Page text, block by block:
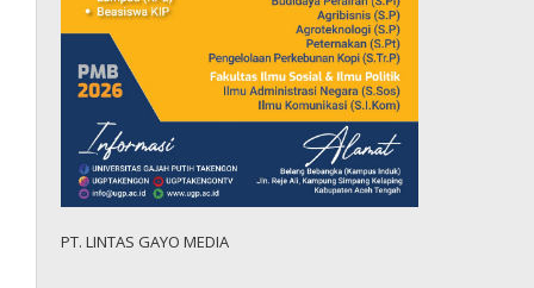
PT. LINTAS GAYO MEDIA